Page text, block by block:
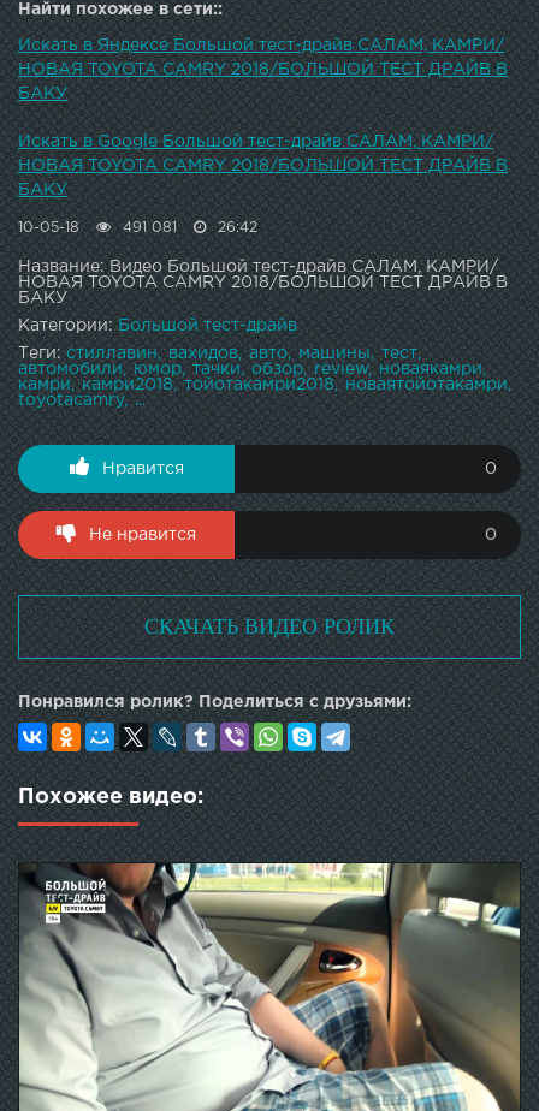
Найти похожее в сети::
Искать в Яндексе Большой тест-драйв САЛАМ, КАМРИ/
НОВАЯ TOYOTA CAMRY 2018/БОЛЬШОЙ ТЕСТ ДРАЙВ В
БАКУ
Искать в Google Большой тест-драйв САЛАМ, КАМРИ/
НОВАЯ TOYOTA CAMRY 2018/БОЛЬШОЙ ТЕСТ ДРАЙВ В
БАКУ
10-05-18 491 081 26:42
Название: Видео Большой тест-драйв САЛАМ, КАМРИ/
НОВАЯ TOYOTA CAMRY 2018/БОЛЬШОЙ ТЕСТ ДРАЙВ В
БАКУ
Категории: Большой тест-драйв
Теги: стиллавин вахидов авто машины
тест
автомобили
юмор тачки обзор review
новаякамри
камри
камри2018 тойотакамри2018
новаятойотакамри
toyotacamry
...
Нравится 0
Не нравится 0
СКАЧАТЬ ВИДЕО РОЛИК
Понравился ролик? Поделиться с друзьями:
Похожее видео: